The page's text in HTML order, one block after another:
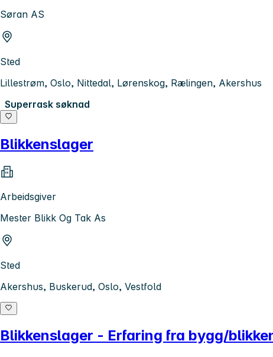
Søran AS
Sted
Lillestrøm, Oslo, Nittedal, Lørenskog, Rælingen, Akershus
Superrask søknad
Blikkenslager
Arbeidsgiver
Mester Blikk Og Tak As
Sted
Akershus, Buskerud, Oslo, Vestfold
Blikkenslager - Erfaring fra bygg/